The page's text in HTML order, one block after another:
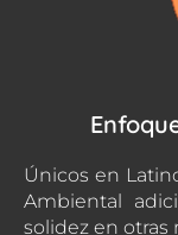
Únicos en
Ambiental
solidez en otras